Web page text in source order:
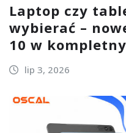
Laptop czy
wybierać –
10 w
lip 3, 2026